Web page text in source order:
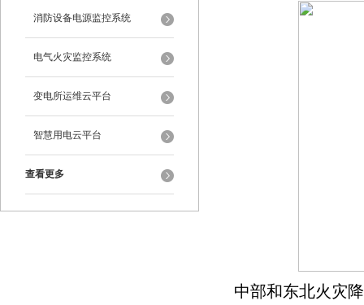
消防设备电源监控系统
电气火灾监控系统
变电所运维云平台
智慧用电云平台
查看更多
中部和东北火灾